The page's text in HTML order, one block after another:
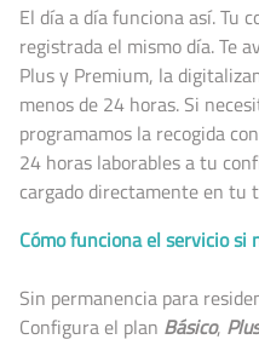
El día a día funciona así. Tu
registrada el mismo día. Te
Plus y Premium, la
menos de 24 horas. Si
programamos la recogida
24 horas laborables a tu
cargado directamente en tu
Cómo funciona el servicio si
Sin permanencia para
Configura el plan Básico, Plus